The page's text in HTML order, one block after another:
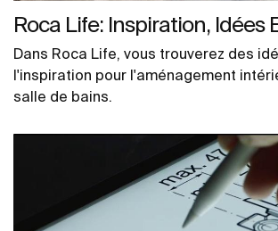
Roca Life: Inspiration, Idées
Dans Roca Life, vous trouverez des
l'inspiration pour l'aménagement
salle de bains.